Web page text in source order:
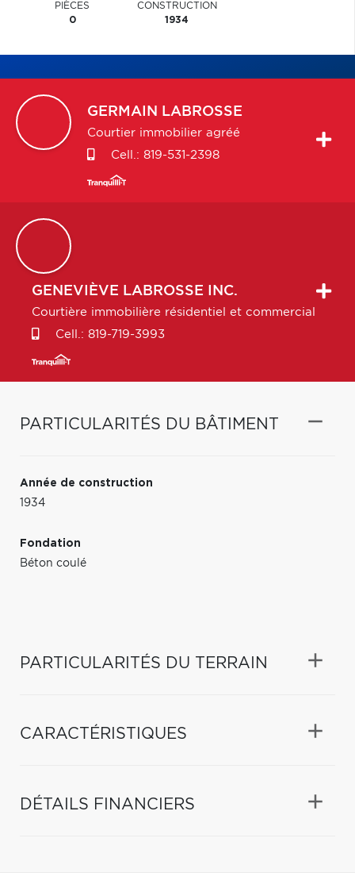
PIÈCES
0
CONSTRUCTION
1934
GERMAIN LABROSSE
Courtier immobilier agréé
Cell.: 819-531-2398
GENEVIÈVE LABROSSE INC.
Courtière immobilière résidentiel et commercial
Cell.: 819-719-3993
PARTICULARITÉS DU BÂTIMENT
Année de construction
1934
Fondation
Béton coulé
PARTICULARITÉS DU TERRAIN
CARACTÉRISTIQUES
DÉTAILS FINANCIERS